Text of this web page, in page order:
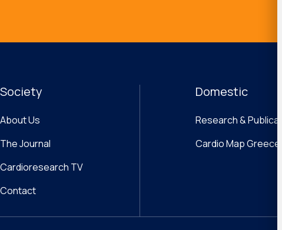
Society
About Us
The Journal
Cardioresearch TV
Contact
Domestic
Research &
Cardio Map Greece